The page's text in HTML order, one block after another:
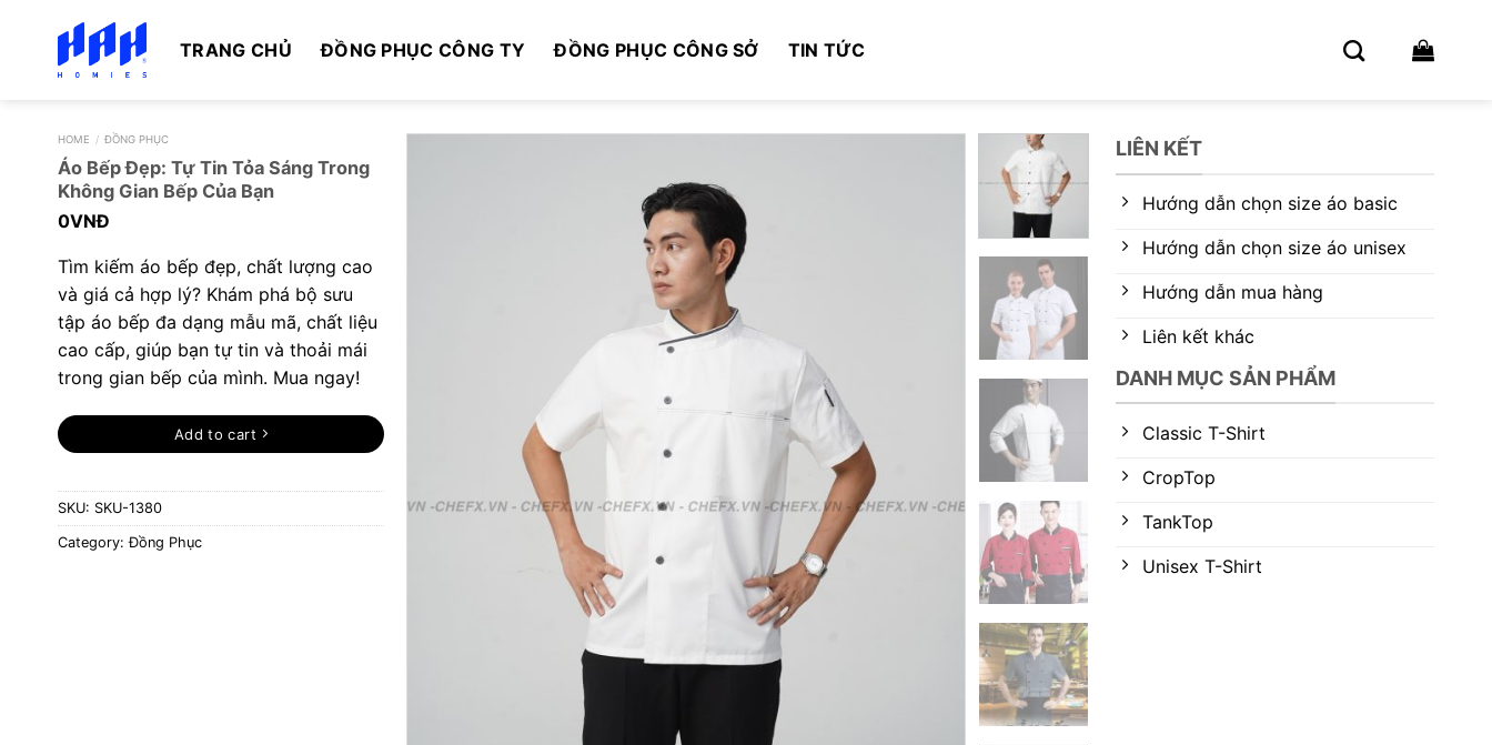
content
TRANG CHỦ ĐỒNG PHỤC CÔNG TY ĐỒNG PHỤC CÔNG SỞ TIN TỨC
HOME / ĐỒNG PHỤC
Áo Bếp Đẹp: Tự Tin Tỏa Sáng Trong
Không Gian Bếp Của Bạn
0VNĐ
Tìm kiếm áo bếp đẹp, chất lượng cao
và giá cả hợp lý? Khám phá bộ sưu
tập áo bếp đa dạng mẫu mã, chất liệu
cao cấp, giúp bạn tự tin và thoải mái
trong gian bếp của mình. Mua ngay!
Add to cart
SKU: SKU-1380
Category:Đồng Phục
LIÊN KẾT
Hướng dẫn chọn size áo basic
Hướng dẫn chọn size áo unisex
Hướng dẫn mua hàng
Liên kết khác
DANH MỤC SẢN PHẨM
Classic T-Shirt
CropTop
TankTop
Unisex T-Shirt